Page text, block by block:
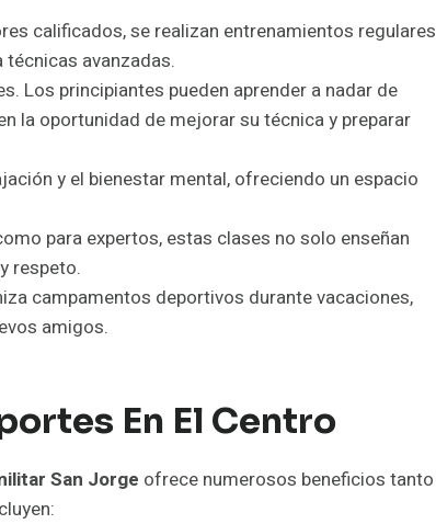
calificados, se realizan entrenamientos regulares
avanzadas.
Los principiantes pueden aprender a nadar de
la oportunidad de mejorar su técnica y preparar
y el bienestar mental, ofreciendo un espacio
para expertos, estas clases no solo enseñan
respeto.
campamentos deportivos durante vacaciones,
amigos.
En El Centro
San Jorge ofrece numerosos beneficios tanto